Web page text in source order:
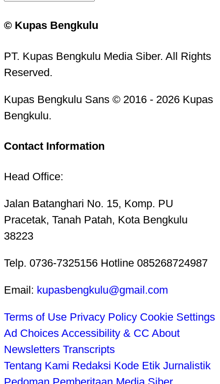
© Kupas Bengkulu
PT. Kupas Bengkulu Media Siber. All Rights
Reserved.
Kupas Bengkulu Sans © 2016 - 2026 Kupas
Bengkulu.
Contact Information
Head Office:
Jalan Batanghari No. 15, Komp. PU
Pracetak, Tanah Patah, Kota Bengkulu
38223
Telp. 0736-7325156 Hotline 085268724987
Email: kupasbengkulu@gmail.com
Terms of Use Privacy Policy Cookie Settings
Ad Choices Accessibility & CC About
Newsletters Transcripts
Tentang Kami Redaksi Kode Etik Jurnalistik